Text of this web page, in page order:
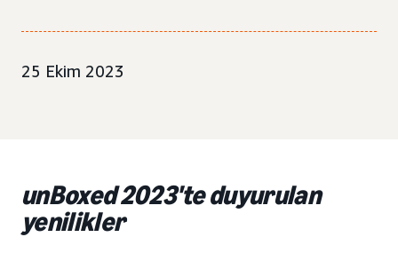
25 Ekim 2023
unBoxed 2023'te duyurulan
yenilikler